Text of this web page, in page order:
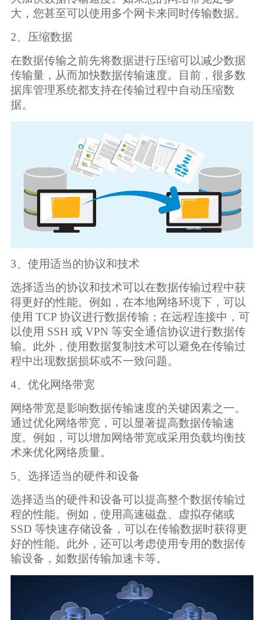
大，您甚至可以使用多个网卡来同时传输数据。
2、压缩数据
在数据传输之前先将数据进行压缩可以减少数据
传输量，从而加快数据传输速度。目前，很多数
据库管理系统都支持在传输过程中自动压缩数
据。
3、使用适当的协议和技术
选择适当的协议和技术可以在数据传输过程中获
得更好的性能。例如，在本地网络环境下，可以
使用 TCP 协议进行数据传输；在远程连接中，可
以使用 SSH 或 VPN 等安全通信协议进行数据传
输。此外，使用数据复制技术可以避免在传输过
程中出现数据损坏或不一致问题。
4、优化网络带宽
网络带宽是影响数据传输速度的关键因素之一。
通过优化网络带宽，可以显著提高数据传输速
度。例如，可以增加网络带宽或采用负载均衡技
术来优化网络质量。
5、选择适当的硬件和设备
选择适当的硬件和设备可以提高整个数据传输过
程的性能。例如，使用高速磁盘、虚拟存储或
SSD 等快速存储设备，可以在传输数据时获得更
好的性能。此外，还可以考虑使用专用的数据传
输设备，如数据传输加速卡等。